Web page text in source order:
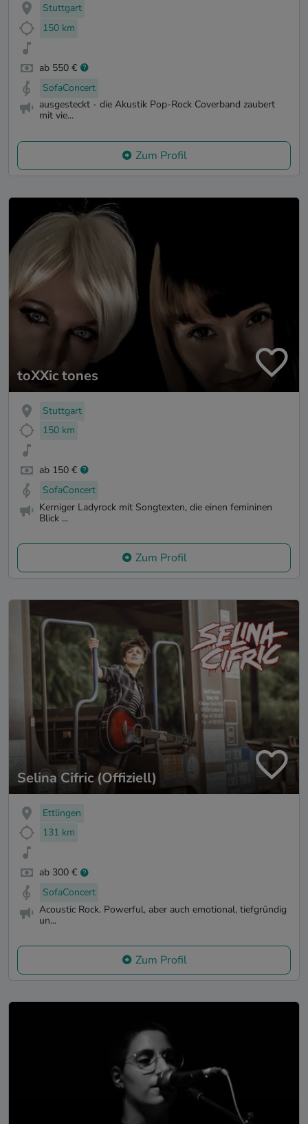
Stuttgart
150 km
ab 550 €
SofaConcert
ausgesteckt - die Akustik Pop-Rock Coverband zaubert
mit vie...
Zum Profil
toXXic tones
Stuttgart
150 km
ab 150 €
SofaConcert
Kerniger Ladyrock mit Songtexten, die einen femininen
Blick ...
Zum Profil
Selina Cifric (Offiziell)
Ettlingen
131 km
ab 300 €
SofaConcert
Acoustic Rock. Powerful, aber auch emotional, tiefgründig
un...
Zum Profil